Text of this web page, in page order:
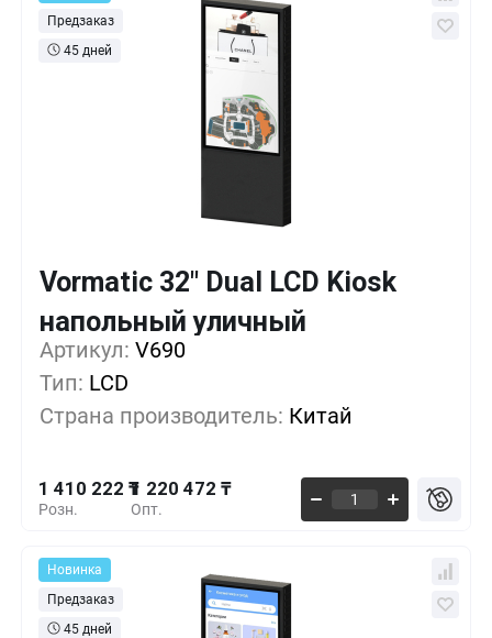
Предзаказ
45 дней
Vormatic 32" Dual LCD Kiosk
напольный уличный
Артикул: V690
Тип: LCD
Страна производитель: Китай
Розн.
1 410 222 ₸
Опт.
1 220 472 ₸
1+ 0%
5+
10+ -8%
Новинка
Предзаказ
45 дней